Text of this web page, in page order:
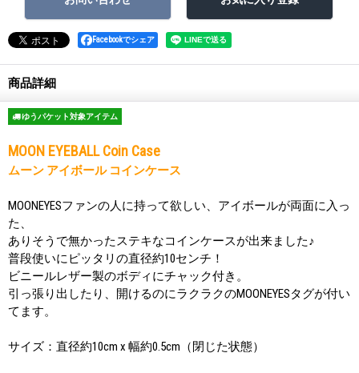
Facebookでシェア
商品詳細
ゆうパケット対象アイテム
MOON EYEBALL Coin Case
ムーン アイボール コインケース
MOONEYESファンの人に持って欲しい、アイボールが両面に入っ
た、
ありそうで無かったステキなコインケースが出来ました♪
普段使いにピッタリの直径約10センチ！
ビニールレザー製のボディにチャック付き。
引っ張り出したり、開けるのにラクラクのMOONEYESタグが付い
てます。
サイズ：直径約10cm x 幅約0.5cm（閉じた状態）